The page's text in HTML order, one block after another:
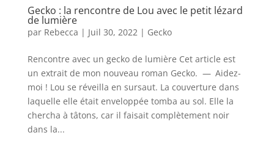
Gecko : la rencontre de Lou avec le petit lézard
de lumière
par Rebecca | Juil 30, 2022| Gecko
Rencontre avec un gecko de lumière Cet article est
un extrait de mon nouveau roman Gecko. — Aidez-
moi ! Lou se réveilla en sursaut. La couverture dans
laquelle elle était enveloppée tomba au sol. Elle la
chercha à tâtons, car il faisait complètement noir
dans la...